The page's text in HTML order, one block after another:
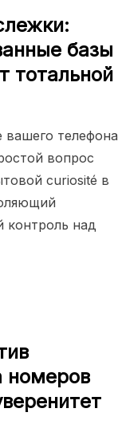
базы
тотальной
вашего телефона
вопрос
curiosité в
контроль над
номеров